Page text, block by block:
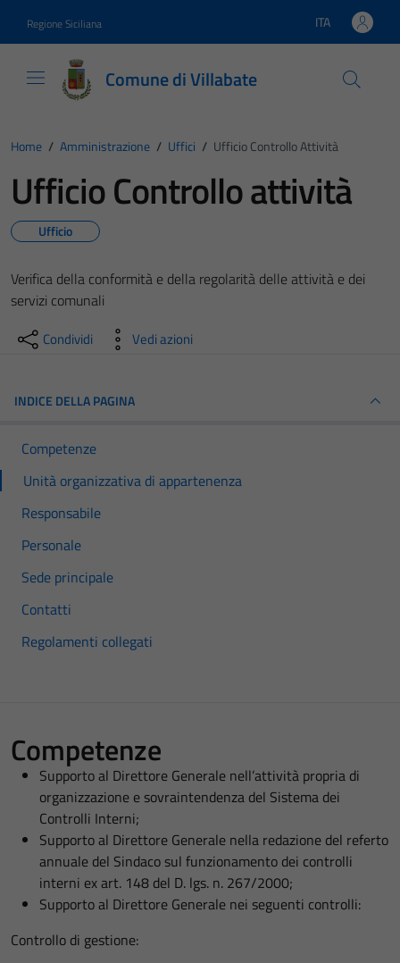
Regione Siciliana Lingua attiva:
ITA
Comune di Villabate
Home / Amministrazione / Uffici / Ufficio Controllo Attività
Ufficio Controllo attività
Ufficio
Verifica della conformità e della regolarità delle attività e dei
servizi comunali
Condividi Vedi azioni
INDICE DELLA PAGINA
Competenze
Unità organizzativa di appartenenza
Responsabile
Personale
Sede principale
Contatti
Regolamenti collegati
Competenze
Supporto al Direttore Generale nell’attività propria di
organizzazione e sovraintendenza del Sistema dei
Controlli Interni;
Supporto al Direttore Generale nella redazione del referto
annuale del Sindaco sul funzionamento dei controlli
interni ex art. 148 del D. lgs. n. 267/2000;
Supporto al Direttore Generale nei seguenti controlli:
Controllo di gestione: